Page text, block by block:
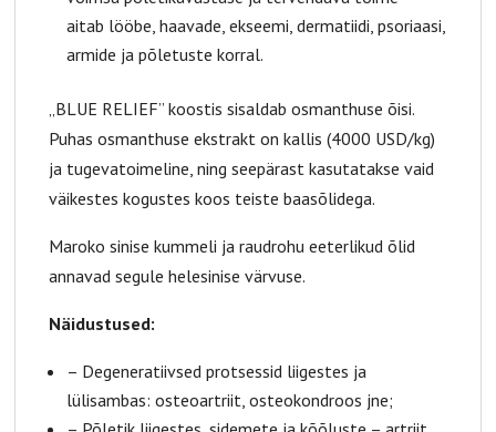
aitab lööbe, haavade, ekseemi, dermatiidi, psoriaasi,
armide ja põletuste korral.
„BLUE RELIEF” koostis sisaldab osmanthuse õisi.
Puhas osmanthuse ekstrakt on kallis (4000 USD/kg)
ja tugevatoimeline, ning seepärast kasutatakse vaid
väikestes kogustes koos teiste baasõlidega.
Maroko sinise kummeli ja raudrohu eeterlikud õlid
annavad segule helesinise värvuse.
Näidustused:
– Degeneratiivsed protsessid liigestes ja
lülisambas: osteoartriit, osteokondroos jne;